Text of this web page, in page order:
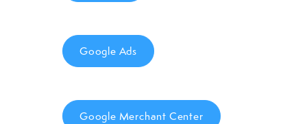
Google Ads
Google Merchant Center